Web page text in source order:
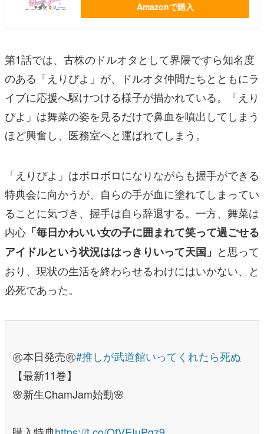
Amazonで購入
第1話では、古株のドルオタとして界隈ですら知名度
のある「えりぴよ」が、ドルオタ仲間たちとともにラ
イブに応援へ駆けつける様子が描かれている。「えり
ぴよ」は舞菜の姿を見るだけで鼻血を噴出してしまう
ほど興奮し、医務室へと運ばれてしまう。
「えりぴよ」はボロボロになりながらも握手ができる
特典会に向かうが、自らの手が血に塗れてしまってい
ることに気づき、握手は自ら辞退する。一方、舞菜は
内心 「毎日かわいい女の子に囲まれて笑って過ごせる
アイドルという状況ははっきりいって天国」 と思って
おり、現状の生活を終わらせるわけにはいかない、と
必死であった。
㊗️本日発売㊗️#推しが武道館いってくれたら死ぬ
【最新11巻】
🌸新生ChamJam始動🌸